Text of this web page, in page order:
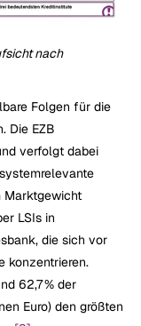
nach
Folgen für die
Die EZB
verfolgt dabei
Marktgewicht
LSIs in
die sich vor
konzentrieren.
62,7 % der
Euro) den größten